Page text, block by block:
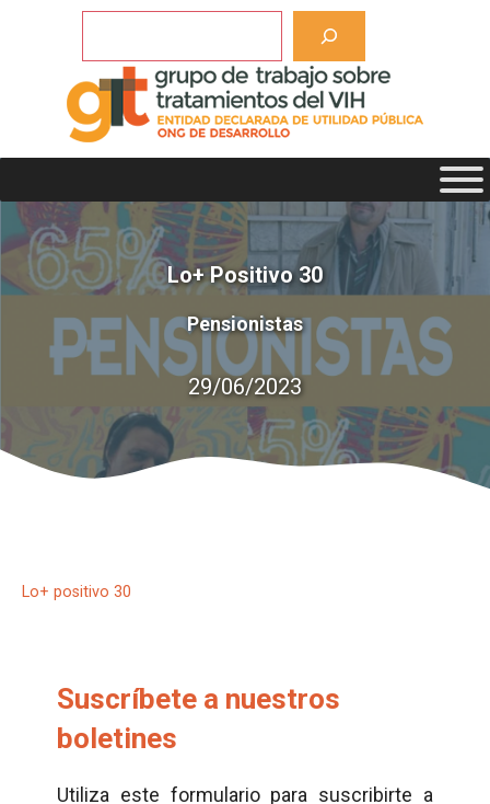
Lo+ Positivo 30
Pensionistas
29/06/2023
Lo+ positivo 30
Suscríbete a nuestros
boletines
Utiliza este formulario para suscribirte a